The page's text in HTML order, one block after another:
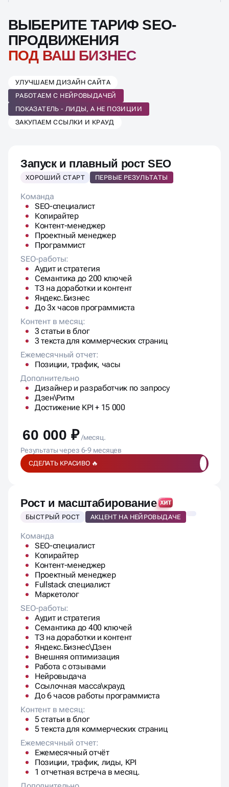
ЗАКУПАЕМ ССЫЛКИ И КРАУД
Запуск и плавный рост SEO
ХОРОШИЙ СТАРТ ПЕРВЫЕ РЕЗУЛЬТАТЫ
Команда
SEO-специалист
Копирайтер
SEO-работы:
Аудит и стратегия
Семантика до 200 ключей
Яндекс.Бизнес
До 3х часов программиста
Контент в месяц:
3 статьи в блог
3 текста для коммерческих страниц
Ежемесячный отчет:
Позиции, трафик, часы
Дополнительно
Дизайнер и разработчик по запросу
Дзен\Ритм
Достижение KPI + 15 000
60 000 ₽ /месяц.
Результаты через 6-9 месяцев
СДЕЛАТЬ КРАСИВО 🔥
Рост и масштабирование
Команда
SEO-специалист
Контент-менеджер
SEO-работы:
Аудит и стратегия
ТЗ на доработки и контент
Яндекс.Бизнес\Дзен
Внешняя оптимизация
Работа с отзывами
Нейровыдача
Ссылочная масса\крауд
До 6 часов работы программиста
Контент в месяц:
5 статьи в блог
5 текста для коммерческих страниц
Ежемесячный отчет:
Ежемесячный отчёт
Позиции, трафик, лиды, KPI
1 отчетная встреча в месяц.
Дополнительно
Дизайнер и разработчик по запросу
90 000 ₽ /месяц.
Результаты через 4-6 месяцев
СДЕЛАТЬ КРАСИВО 🔥